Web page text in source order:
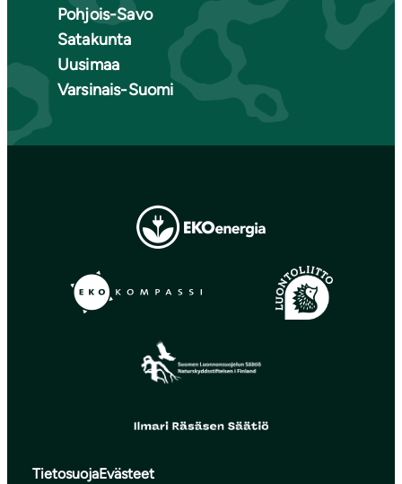
Pohjois-Savo
Satakunta
Uusimaa
Varsinais-Suomi
TietosuojaEvästeet